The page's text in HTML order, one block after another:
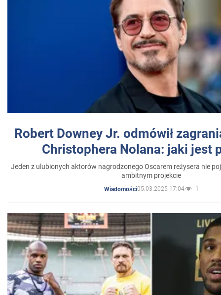
Robert Downey Jr. odmówił
Christophera Nolana: jaki jest
Jeden z ulubionych aktorów nagrodzonego Oscarem reżysera nie
ambitnym projekcie
Wiadomości05.03.2025 17:04 1